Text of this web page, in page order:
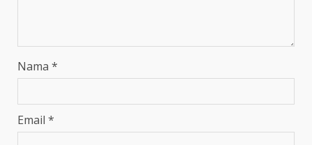
Nama *
Email *